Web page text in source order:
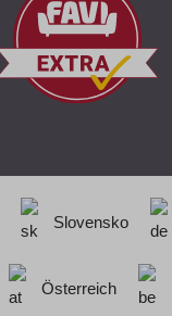
Slovensko
Österreich